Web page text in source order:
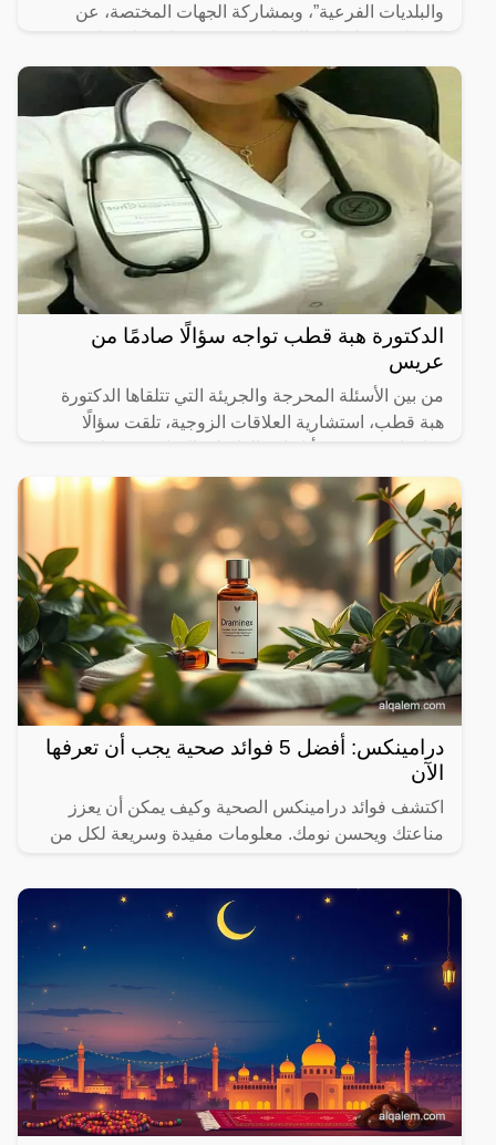
والبلديات الفرعية”، وبمشاركة الجهات المختصة، عن
وهندية” إلى
الدكتورة هبة قطب تواجه سؤالًا صادمًا من
عريس
من بين الأسئلة المحرجة والجريئة التي تتلقاها الدكتورة
هبة قطب، استشارية العلاقات الزوجية، تلقت سؤالًا
بوضوح
درامينكس: أفضل 5 فوائد صحية يجب أن تعرفها
الآن
اكتشف فوائد درامينكس الصحية وكيف يمكن أن يعزز
مناعتك ويحسن نومك. معلومات مفيدة وسريعة لكل من